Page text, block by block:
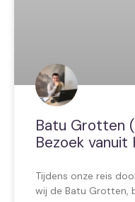
Batu Grotten
Bezoek vanuit
Tijdens onze reis
wij de Batu Grotten,